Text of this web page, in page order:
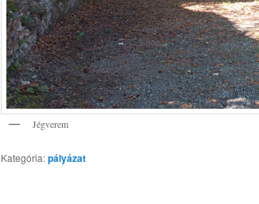
Jégverem
Kategória:pályázat